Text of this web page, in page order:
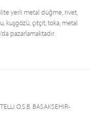
yerli metal düğme, rivet,
çıtçıt, toka, metal
pazarlamaktadır.
O.S.B. BASAKSEHIR-